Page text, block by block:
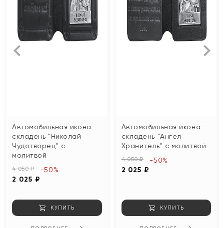
Автомобильная икона-
складень "Николай
Чудотворец" с
молитвой
4 050 ₽
2 025 ₽
-50%
КУПИТЬ
Автомобильная икона-
складень "Ангел
Хранитель" с молитвой
4 050 ₽
2 025 ₽
-50%
КУПИТЬ